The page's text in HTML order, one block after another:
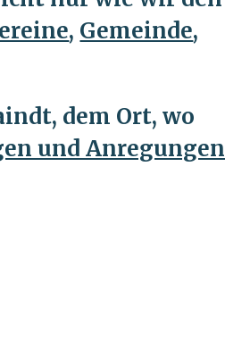
, Gemeinde,
dem Ort, wo
und Anregungen